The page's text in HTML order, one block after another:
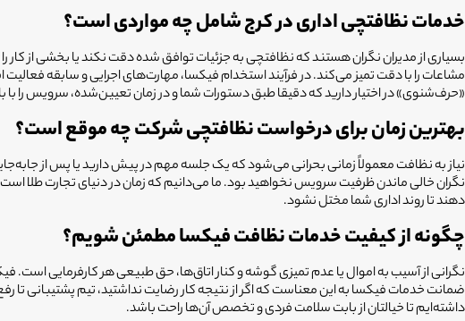
خدمات نظافتچی اداری در کرج شامل چه مواردی است؟
بسیاری از مدیران نگران هستند که نظافتچی به جزئیات توافق شده دقت نکند یا بخشی از
مشاعات را با دقت تمیز می‌کند. در فرآیند استخدام فیکسا، مهارت‌های اجرایی و سابقه
«حرف‌شنوی» در اختیار دارید که دقیقا طبق دستورات شما و در زمان تعیین‌شده، سرویس را با
بهترین زمان برای درخواست نظافتچی شرکت چه موقع است؟
نیاز به نظافت معمولاً زمانی بحرانی می‌شود که یک جلسه مهم در پیش دارید یا پس از
نگران خالی ماندن ظرفیت سرویس نخواهید بود. ما می‌دانیم که زمان در دنیای تجارت طلا
دهند تا روند اداری شما مختل نشود.
چگونه از کیفیت خدمات نظافت فیکسا مطمئن شویم؟
داشته‌ایم تا خیالتان از بابت سلامت فردی و تخصص آن‌ها راحت باشد.